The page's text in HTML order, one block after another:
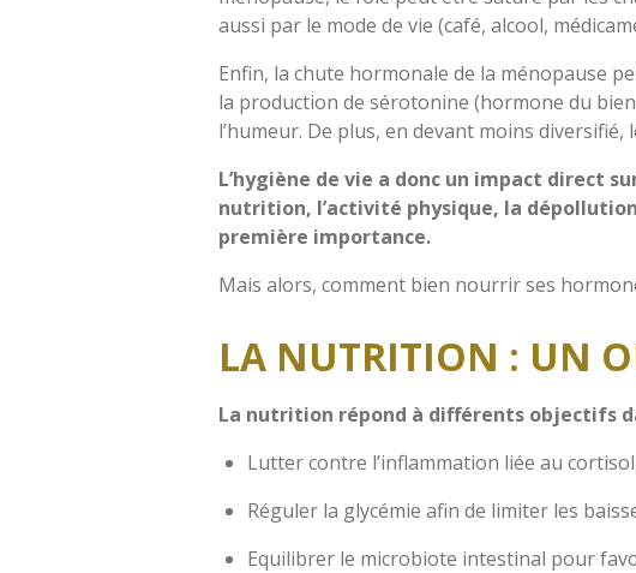
aussi par le mode de vie (café, alcool,
Enfin, la chute hormonale de la ménopause
la production de sérotonine (hormone du
l’humeur. De plus, en devant moins diversifié,
L’hygiène de vie a donc un impact direct
nutrition, l’activité physique, la
première importance.
Mais alors, comment bien nourrir ses
LA NUTRITION : UN
La nutrition répond à différents objectifs
Lutter contre l’inflammation liée au
Réguler la glycémie afin de limiter les
Equilibrer le microbiote intestinal pour